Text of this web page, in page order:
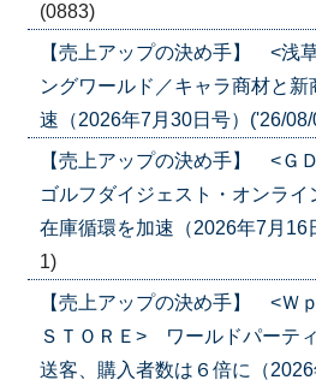
(0883)
【売上アップの決め手】 <浅
ングワールド／キャラ商材と
速（2026年7月30日号）('26/08/
【売上アップの決め手】 <Ｇ
ゴルフダイジェスト・オンラ
在庫循環を加速（2026年7月16
1)
【売上アップの決め手】 <Ｗ
ＳＴＯＲＥ> ワールドパーテ
送客、購入者数は６倍に（